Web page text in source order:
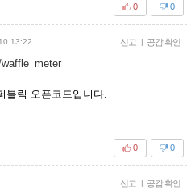
0
0
13:22 신고 | 공감 확인
블릭 오픈코드입니다.
0
0
신고 | 공감 확인